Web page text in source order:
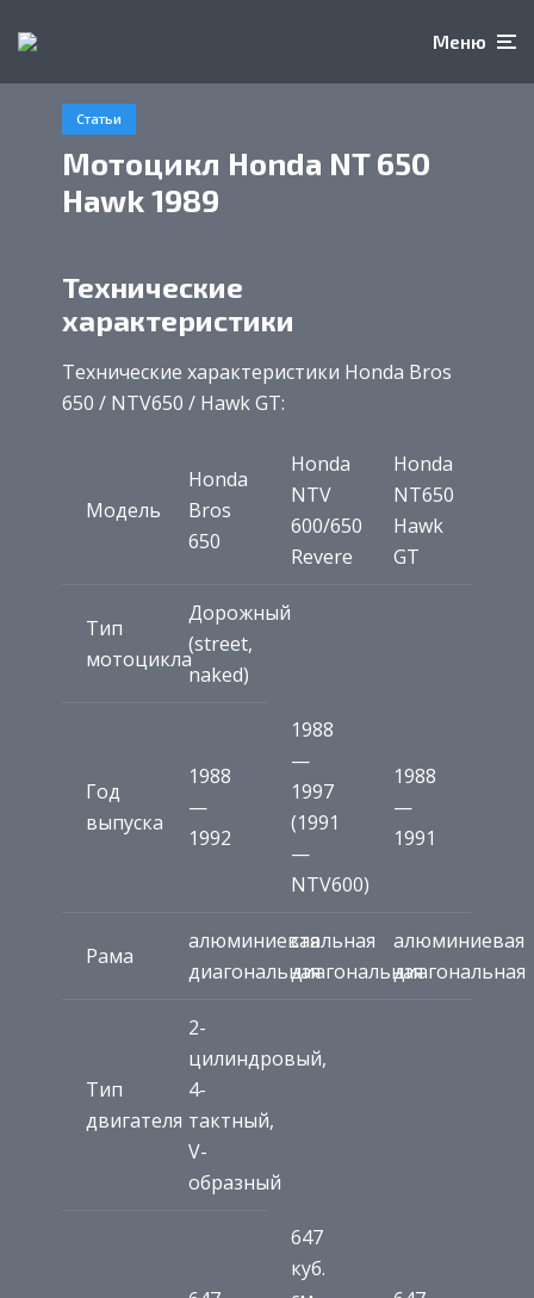
Меню
Статьи
Мотоцикл Honda NT 650
Hawk 1989
Технические
характеристики
Технические характеристики Honda Bros
650 / NTV650 / Hawk GT:
Модель
Honda
Bros
650
Honda
NTV
600/650
Revere
Honda
NT650
Hawk
GT
Тип
мотоцикла
Дорожный
(street,
naked)
Год
выпуска
1988
—
1992
1988
—
1997
(1991
—
NTV600)
1988
—
1991
Рама
алюминиевая
диагональная
стальная
диагональная
алюминиевая
диагональная
Тип
двигателя
2-
цилиндровый,
4-
тактный,
V-
образный
647
куб.